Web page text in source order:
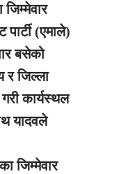
(एमाले)
बसेको
र जिल्ला
कार्यस्थल
यादवले
जिम्मेवार